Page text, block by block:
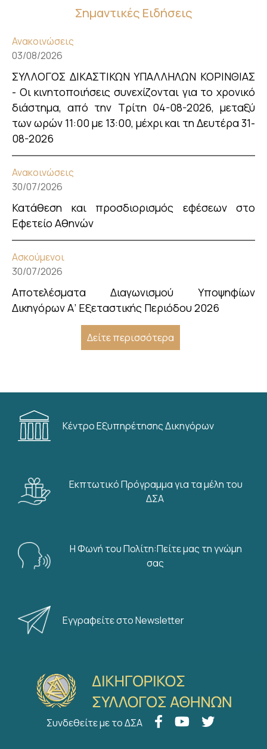
Σημαντικές Ειδήσεις
Ανακοινώσεις
03/08/2026
ΣΥΛΛΟΓΟΣ ΔΙΚΑΣΤΙΚΩΝ ΥΠΑΛΛΗΛΩΝ ΚΟΡΙΝΘΙΑΣ
- Οι κινητοποιήσεις συνεχίζονται για το χρονικό
διάστημα, από την Τρίτη 04-08-2026, μεταξύ
των ωρών 11:00 με 13:00, μέχρι και τη Δευτέρα 31-
08-2026
Ανακοινώσεις
30/07/2026
Κατάθεση και προσδιορισμός εφέσεων στο
Εφετείο Αθηνών
Ασκούμενοι
30/07/2026
Αποτελέσματα Διαγωνισμού Υποψηφίων
Δικηγόρων Α’ Εξεταστικής Περιόδου 2026
Δείτε περισσότερα
Κέντρο Εξυπηρέτησης Δικηγόρων
Εκπτωτικό Πρόγραμμα για τα μέλη του
ΔΣΑ
Η Φωνή του Πολίτη:Πείτε μας τη γνώμη
σας
Εγγραφείτε στο Newsletter
Συνδεθείτε με το ΔΣΑ